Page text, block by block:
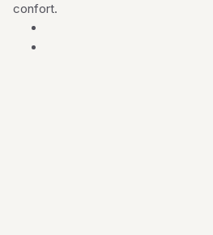
confort.